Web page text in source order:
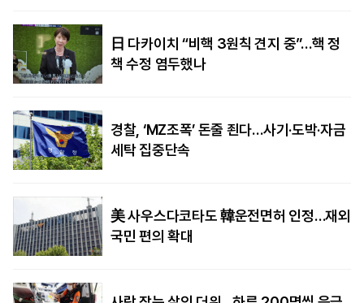
日 다카이치 “비핵 3원칙 견지 중”…핵 정
책 수정 염두했나
경찰, ‘MZ조폭’ 돈줄 죈다…사기·도박·자금
세탁 집중단속
美 사우스다코타도 韓운전면허 인정…재외
국민 편의 확대